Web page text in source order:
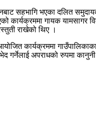
सहभागि भएका दलित
कार्यक्रममा गायक यामसागर
राखेको थिए ।
कार्यक्रममा
गर्नेलाई अपराधको रुपमा